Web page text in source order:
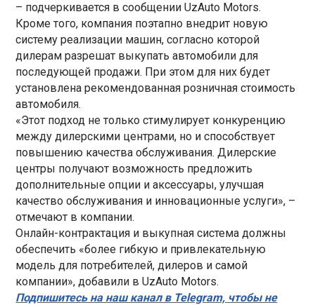
– подчеркивается в сообщении UzAuto Motors.
Кроме того, компания поэтапно внедрит новую
систему реализации машин, согласно которой
дилерам разрешат выкупать автомобили для
последующей продажи. При этом для них будет
установлена рекомендованная розничная стоимость
автомобиля.
«Этот подход не только стимулирует конкуренцию
между дилерскими центрами, но и способствует
повышению качества обслуживания. Дилерские
центры получают возможность предложить
дополнительные опции и аксессуары, улучшая
качество обслуживания и инновационные услуги», –
отмечают в компании.
Онлайн-контрактация и выкупная система должны
обеспечить «более гибкую и привлекательную
модель для потребителей, дилеров и самой
компании», добавили в UzAuto Motors.
Подпишитесь на наш канал в Telegram, чтобы не